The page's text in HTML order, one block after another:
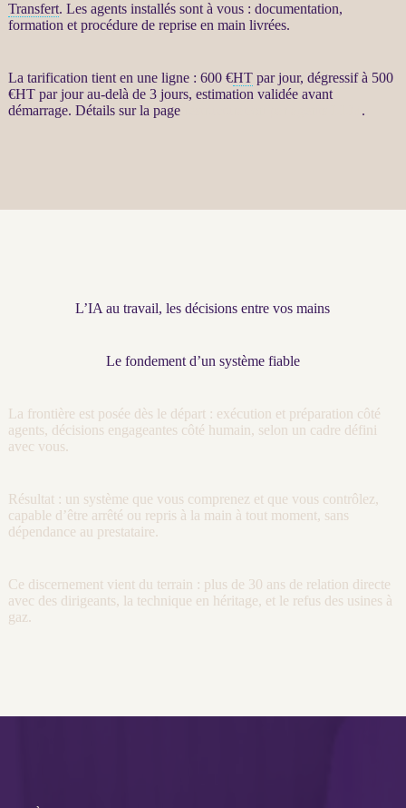
Transfert. Les agentsinstallés sont à vous : documentation,
formation et procédure de reprise en main livrées.
La tarification tient en une ligne : 600 €HTpar jour, dégressif à 500
€HTpar jour au-delà de 3 jours, estimation validée avant
démarrage. Détails sur la page
.
L’IA au travail, les décisions entre vos mains
Le fondement d’un système fiable
La frontière est posée dès le départ : exécution et préparation côté
agents, décisions engageantes côté humain, selon un cadre défini
avec vous.
Résultat : un système que vous comprenez et que vous contrôlez,
capable d’être arrêté ou repris à la main à tout moment, sans
dépendance au prestataire.
Ce discernement vient du terrain : plus de 30 ans de relation directe
avec des dirigeants, la technique en héritage, et le refus des usines à
gaz.